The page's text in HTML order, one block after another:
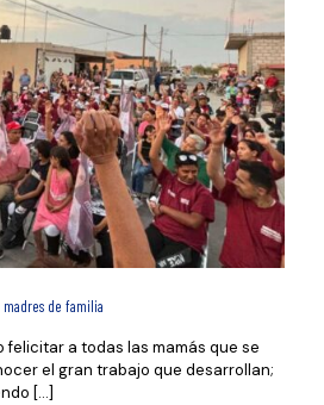
madres de familia
felicitar a todas las mamás que se
el gran trabajo que desarrollan;
[…]